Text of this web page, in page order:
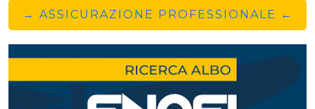
→ ASSICURAZIONE PROFESSIONALE ←